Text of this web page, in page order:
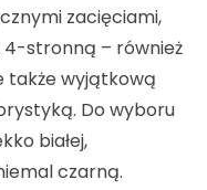
zacięciami,
4-stronną – również
także wyjątkową
Do wyboru
białej,
czarną.